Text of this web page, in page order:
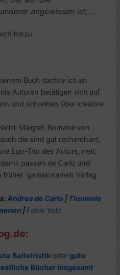
angewiesen ist; …
hinzu.
Buch dachte ich an
Autoren betätigen sich auf
und schreiben über kreative
Maigret-Romane von
die sind gut recherchiert,
Ego-Trip des Autors, nett,
passen de Carlo und
früher gemeinsamen Verlag
Andrea de Carlo | Thommie
| Fabio Volo
Belletristik odergute
Bücher insgesamt